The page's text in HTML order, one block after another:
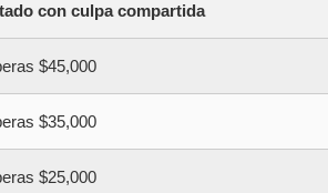
con culpa compartida
$45,000
$35,000
$25,000